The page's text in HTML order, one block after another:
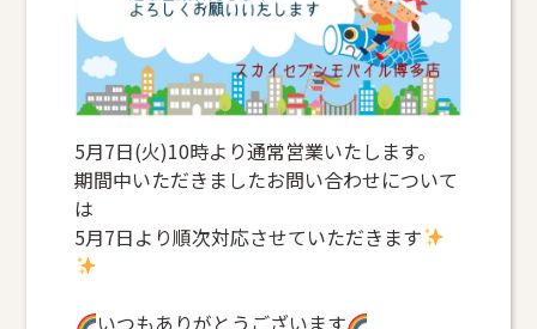
5月7日(火)10時より通常営業いたします。
期間中いただきましたお問い合わせについて
は
5月7日より順次対応させていただきます
いつもありがとうございます